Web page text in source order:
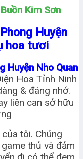
Kim Sơn
Huyện
hoa tươi
Huyện Nho Quan
Hoa Tỉnh Ninh
& đáng nhớ.
liên can sở hữu
tôi. Chúng
thủ và đảm